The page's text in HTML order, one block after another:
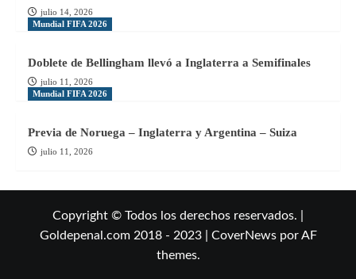
julio 14, 2026
Mundial FIFA 2026
Doblete de Bellingham llevó a Inglaterra a Semifinales
julio 11, 2026
Mundial FIFA 2026
Previa de Noruega – Inglaterra y Argentina – Suiza
julio 11, 2026
Copyright © Todos los derechos reservados. |
Goldepenal.com 2018 - 2023
CoverNewspor AF
themes.